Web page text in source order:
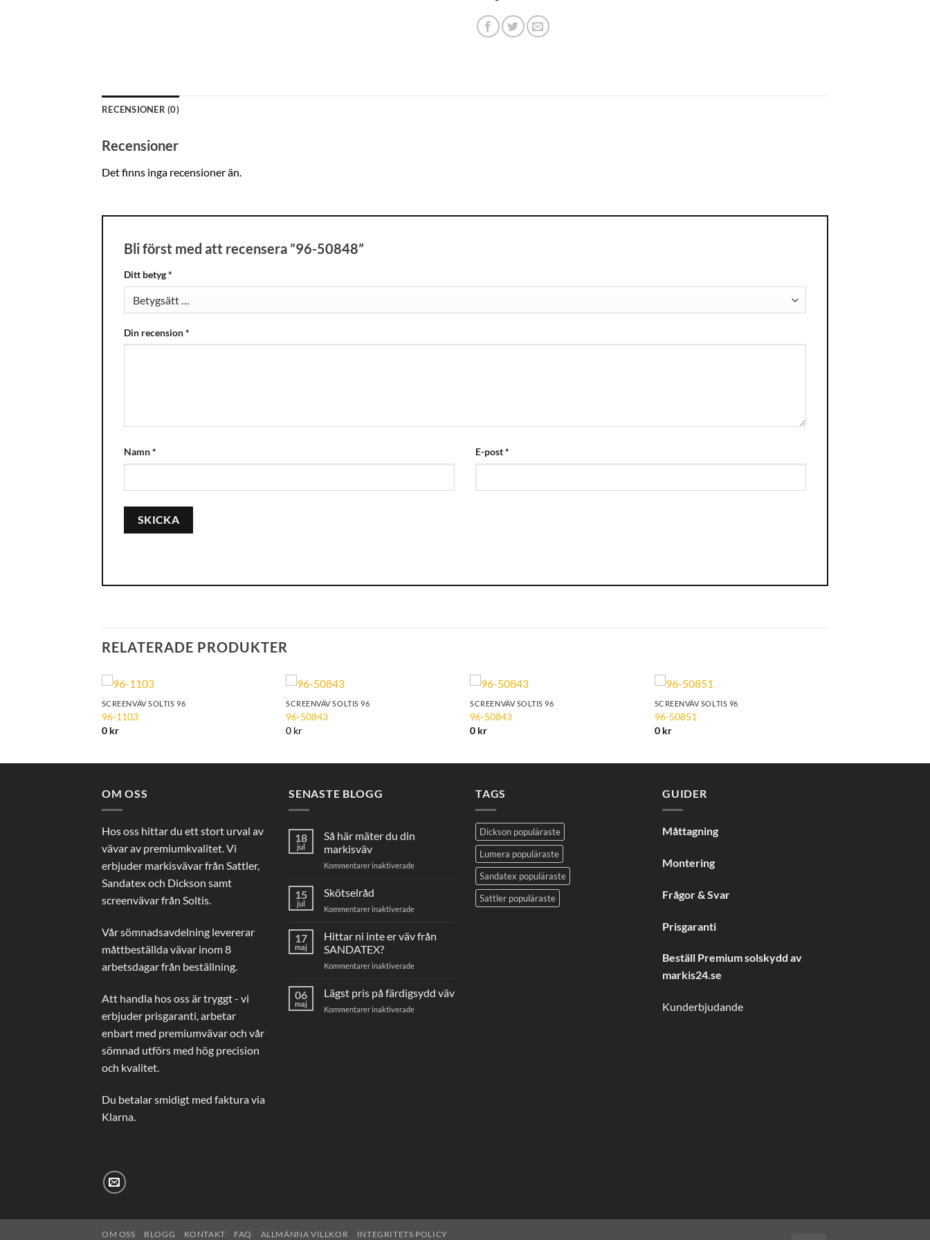
RECENSIONER (0)
Recensioner
Det finns inga recensioner än.
Bli först med att recensera ”96-50848”
Ditt betyg*
Din recension*
Namn* E-post*
RELATERADE PRODUKTER
SCREENVÄV SOLTIS 96
96-1103
0 kr
SCREENVÄV SOLTIS 96
96-50843
0 kr
SCREENVÄV SOLTIS 96
96-50843
0 kr
SCREENVÄV SOLTIS 96
96-50851
0 kr
OM OSS
Hos oss hittar du ett stort urval av
vävar av premiumkvalitet. Vi
erbjuder markisvävar från Sattler,
Sandatex och Dickson samt
screenvävar från Soltis.
Vår sömnadsavdelning levererar
måttbeställda vävar inom 8
arbetsdagar från beställning.
Att handla hos oss är tryggt - vi
erbjuder prisgaranti, arbetar
enbart med premiumvävar och vår
sömnad utförs med hög precision
och kvalitet.
Du betalar smidigt med faktura via
Klarna.
SENASTE BLOGG
18
jul
Så här mäter du din
markisväv
Kommentarer inaktiveradeför
du
markisväv
15
jul
Skötselråd
Kommentarer inaktiveradeför
17
maj
Hittar ni inte er väv från
SANDATEX?
Kommentarer inaktiveradeför
inte
er
06
maj
Lägst pris på färdigsydd väv
Kommentarer inaktiveradeför
TAGS
Dickson populäraste
Lumera populäraste
Sandatex populäraste
Sattler populäraste
GUIDER
Måttagning
Montering
Frågor & Svar
Prisgaranti
Beställ Premium solskydd av
markis24.se
Kunderbjudande
OM OSS BLOGG KONTAKT FAQ ALLMÄNNA VILLKOR INTEGRITETS POLICY